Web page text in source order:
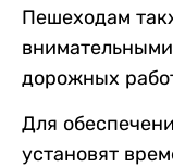
Пешеходам
дорожных
Для
установят